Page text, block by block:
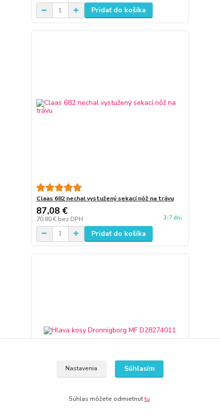
Pridať do košíka
Claas 682 nechal vystužený sekací nôž na trávu
87,08 €
70,80 € bez DPH 3-7 dni
Pridať do košíka
Nastavenia Súhlasím
Súhlas môžete odmietnuťtu.